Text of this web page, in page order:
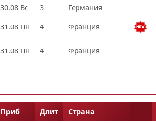
30.08 Вс 3 Германия
31.08 Пн 4 Франция
31.08 Пн 4 Франция
Приб Длит Страна